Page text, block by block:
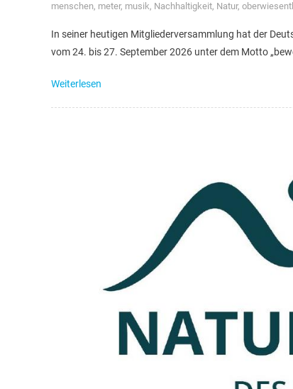
menschen, meter, musik, Nachhaltigkeit, Natur,
In seiner heutigen Mitgliederversammlung hat der
vom 24. bis 27. September 2026 unter dem Motto
Weiterlesen